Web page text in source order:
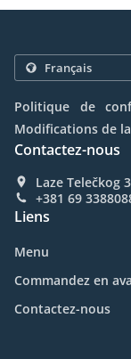
Politique de
Modifications de
Contactez-nous
Laze Telečkog
+381 69
Liens
Menu
Commandez en
Contactez-nous